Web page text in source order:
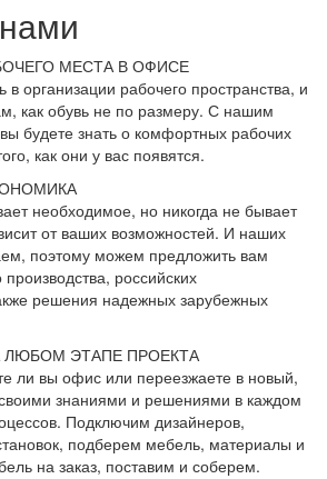
МЕСТА В ОФИСЕ
в организации рабочего пространства, и
как обувь не по размеру. С нашим
будете знать о комфортных рабочих
как они у вас появятся.
необходимое, но никогда не бывает
от ваших возможностей. И наших
поэтому можем предложить вам
российских
решения надежных зарубежных
ЛЮБОМ ЭТАПЕ ПРОЕКТА
ли вы офис или переезжаете в новый,
знаниями и решениями в каждом
Подключим дизайнеров,
подберем мебель, материалы и
на заказ, поставим и соберем.